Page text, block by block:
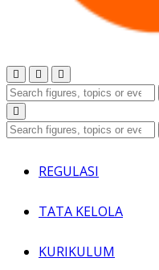
REGULASI
TATA KELOLA
KURIKULUM